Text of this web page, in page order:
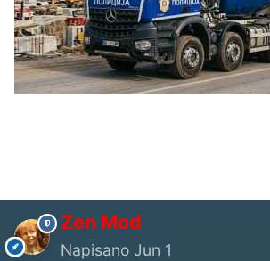
Zen Mod
Napisano Jun 1